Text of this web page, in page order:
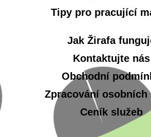
Tipy pro pracující
Jak Žirafa
Kontaktujte nás
Obchodní
Zpracování osobních
Ceník služeb